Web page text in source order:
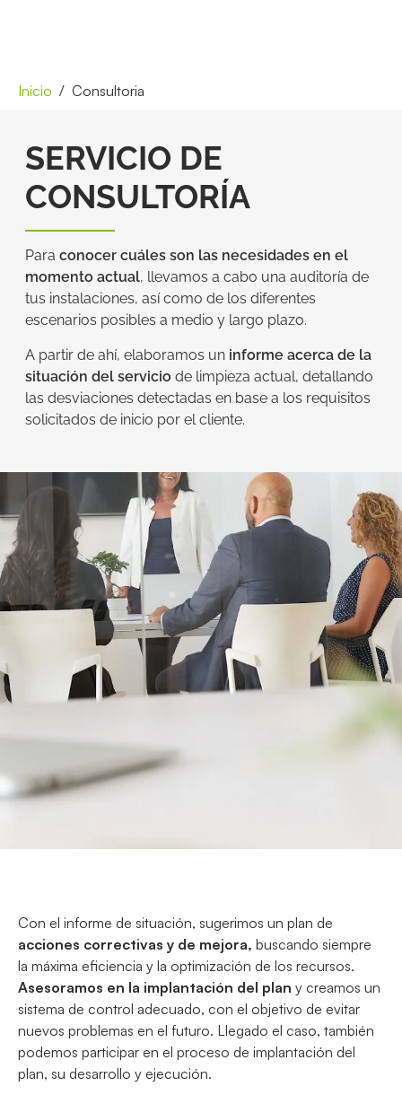
Inicio Consultoria
SERVICIO DE
CONSULTORÍA
Para conocer cuáles son las necesidades en el
momento actual, llevamos a cabo una auditoría de
tus instalaciones, así como de los diferentes
escenarios posibles a medio y largo plazo.
A partir de ahí, elaboramos uninforme acerca de la
situación del servicio de limpieza actual, detallando
las desviaciones detectadas en base a los requisitos
solicitados de inicio por el cliente.
Con el informe de situación, sugerimos un plan de
acciones correctivas y de mejora, buscando siempre
la máxima eficiencia y la optimización de los recursos.
Asesoramos en la implantación del plan y creamos un
sistema de control adecuado, con el objetivo de evitar
nuevos problemas en el futuro. Llegado el caso, también
podemos participar en el proceso de implantación del
plan, su desarrollo y ejecución.